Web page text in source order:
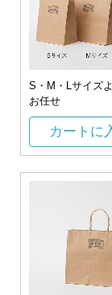
S・M・Lサイズ
お任せ
カートに